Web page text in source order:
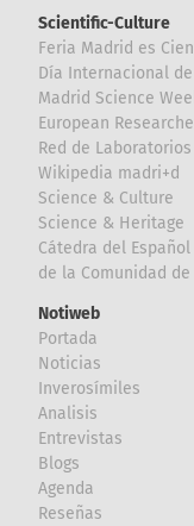
Scientific-Culture
Feria Madrid es
Día Internacional
Madrid Science
European
Red de
Wikipedia madri+d
Science & Culture
Science & Heritage
Cátedra del
de la Comunidad de
Notiweb
Portada
Noticias
Inverosímiles
Analisis
Entrevistas
Blogs
Agenda
Reseñas